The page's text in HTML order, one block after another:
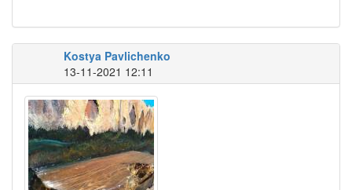
Kostya Pavlichenko
13-11-2021 12:11